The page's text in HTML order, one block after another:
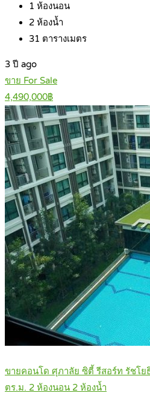
1 ห้องนอน
2 ห้องน้ำ
31 ตารางเมตร
3 ปี ago
ขาย For Sale
4,490,000฿
ขายคอนโด ศุภาลัย ซิตี้ รีสอร์ท รัชโ
ตร.ม. 2 ห้องนอน 2 ห้องน้ำ